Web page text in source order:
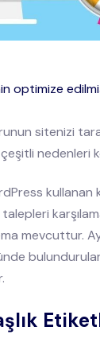
optimize
sitenizi
nedenleri
kullanan
talepleri
mevcuttur.